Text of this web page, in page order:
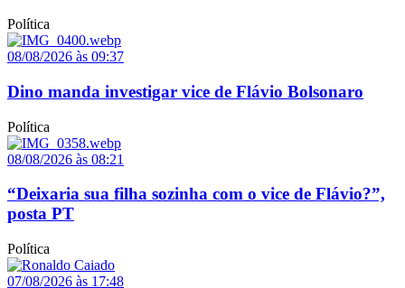
Política
08/08/2026 às 09:37
Dino manda investigar vice de Flávio Bolsonaro
Política
08/08/2026 às 08:21
“Deixaria sua filha sozinha com o vice de Flávio?”,
posta PT
Política
07/08/2026 às 17:48